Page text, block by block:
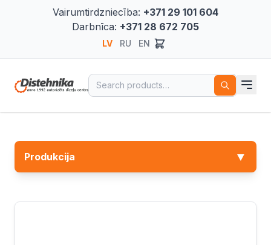
Vairumtirdzniecība: +371 29 101 604
Darbnīca: +371 28 672 705
LV RU EN
Search for:
Produkcija ▼